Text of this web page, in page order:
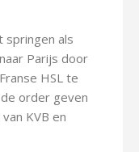
springen als
Parijs door
HSL te
order geven
KVB en